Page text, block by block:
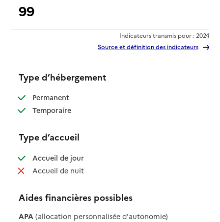
99
Indicateurs transmis pour : 2024
Source et définition des indicateurs
Type d’hébergement
Permanent: disponible
Temporaire: disponible
Type d’accueil
Accueil de jour: disponible
Accueil de nuit: non disponible
Aides financières possibles
APA (allocation personnalisée d'autonomie)